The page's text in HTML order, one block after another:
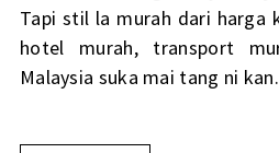
Tapi stil la murah dari harga
hotel murah, transport
Malaysia suka mai tang ni kan.